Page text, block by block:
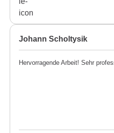
Johann Scholtysik
Hervorragende Arbeit! Sehr